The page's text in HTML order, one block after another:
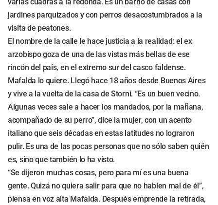
jardines parquizados y con perros desacostumbrados a la
visita de peatones.
El nombre de la calle le hace justicia a la realidad: el ex
arzobispo goza de una de las vistas más bellas de ese
rincón del país, en el extremo sur del casco faldense.
Mafalda lo quiere. Llegó hace 18 años desde Buenos Aires
y vive a la vuelta de la casa de Storni. “Es un buen vecino.
Algunas veces sale a hacer los mandados, por la mañana,
acompañado de su perro”, dice la mujer, con un acento
italiano que seis décadas en estas latitudes no lograron
pulir. Es una de las pocas personas que no sólo saben quién
es, sino que también lo ha visto.
“Se dijeron muchas cosas, pero para mí es una buena
gente. Quizá no quiera salir para que no hablen mal de él”,
piensa en voz alta Mafalda. Después emprende la retirada,